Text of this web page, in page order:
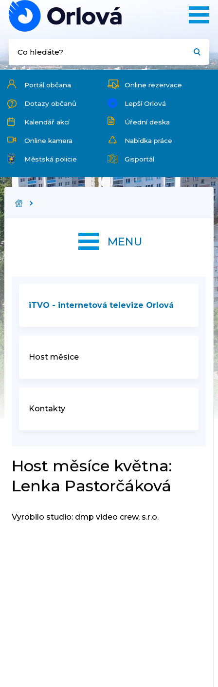
Portál občana Online rezervace
Dotazy občanů Lepší Orlová
Kalendář akcí Úřední deska
Online kamera Nabídka práce
Městská policie Gisportál
iTVO - internetová televize Orlová
Host měsíce
Kontakty
Host měsíce května:
Lenka Pastorčáková
Vyrobilo studio: dmp video crew, s.r.o.
MENU